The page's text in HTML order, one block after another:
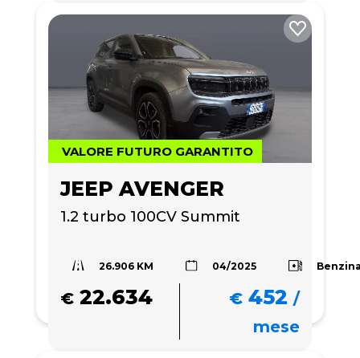
VALORE FUTURO GARANTITO
JEEP AVENGER
1.2 turbo 100CV Summit
26.906 KM 04/2025
€ 22.634 € 452 /
mese